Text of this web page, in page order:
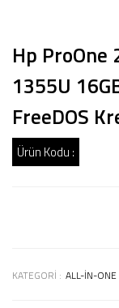
Hp ProOne
1355U
FreeDOS
Ürün Kodu :
KATEGORI : ALL-IN-ONE